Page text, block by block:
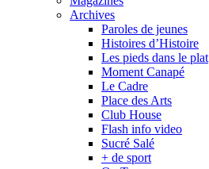
Archives
Paroles de jeunes
Histoires d’Histoire
Les pieds dans le plat
Moment Canapé
Le Cadre
Place des Arts
Club House
Flash info video
Sucré Salé
+ de sport